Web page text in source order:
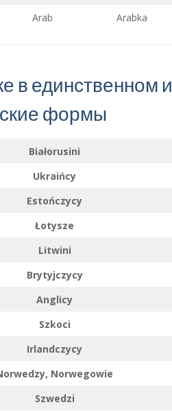
Arab Arabka
в единственном и
формы
Białorusini
Ukraińcy
Estończycy
Łotysze
Litwini
Brytyjczycy
Anglicy
Szkoci
Irlandczycy
Norwegowie
Szwedzi